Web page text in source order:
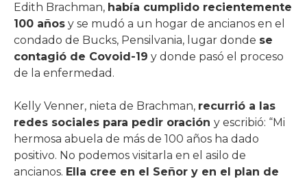
Edith Brachman, había cumplido recientemente
100 años y se mudó a un hogar de ancianos en el
condado de Bucks, Pensilvania, lugar donde se
contagió de Covoid-19 y donde pasó el proceso
de la enfermedad.
Kelly Venner, nieta de Brachman, recurrió a las
redes sociales para pedir oración y escribió: “Mi
hermosa abuela de más de 100 años ha dado
positivo. No podemos visitarla en el asilo de
ancianos. Ella cree en el Señor y en el plan de